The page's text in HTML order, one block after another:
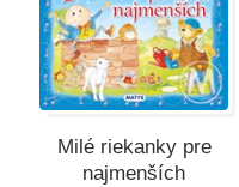
Milé riekanky pre
najmenších